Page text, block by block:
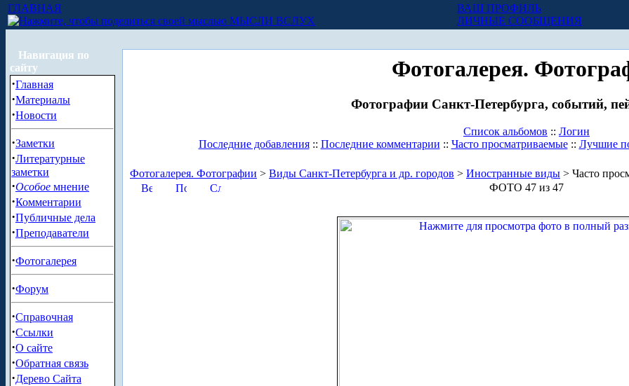
ГЛАВНАЯ
МЫСЛИ ВСЛУХ
ВАШ ПРОФИЛЬ
ЛИЧНЫЕ СООБЩЕНИЯ
Навигация по
сайту
·Главная
·Материалы
·Новости
·Заметки
·Литературные
заметки
·Особое мнение
·Комментарии
·Публичные дела
·Преподаватели
·Фотогалерея
·Форум
·Справочная
·Ссылки
·О сайте
·Обратная связь
·Дерево Сайта
Фотогалерея.
Фотографии Санкт-Петербурга, событий,
Список альбомов :: Логин
Последние добавления:: Последние комментарии :: Часто просматриваемые:: Лучшие
Фотогалерея. Фотографии > Виды Санкт-Петербурга и др. городов > Иностранные виды > Часто
ФОТО 47 из 47